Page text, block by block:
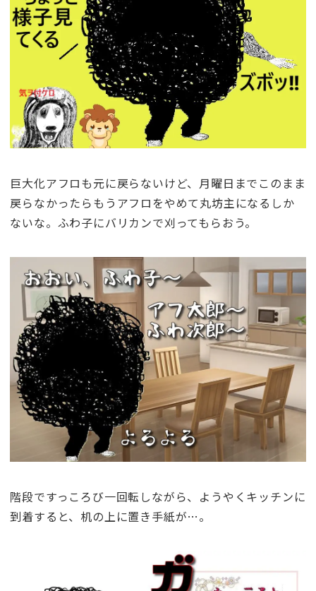
巨大化アフロも元に戻らないけど、月曜日までこのまま
戻らなかったらもうアフロをやめて丸坊主になるしか
ないな。ふわ子にバリカンで刈ってもらおう。
階段ですっころび一回転しながら、ようやくキッチンに
到着すると、机の上に置き手紙が…。